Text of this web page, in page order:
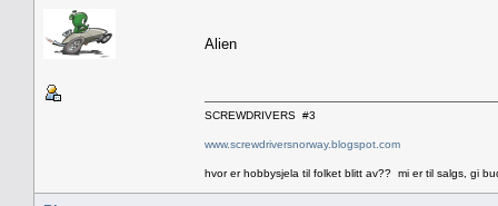
Alien
SCREWDRIVERS #3
www.screwdriversnorway.blogspot.com
hvor er hobbysjela til folket blitt av?? mi er til salgs, gi